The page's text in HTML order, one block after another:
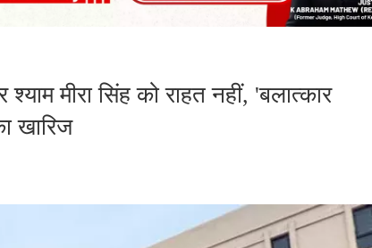
मीरा सिंह को राहत नहीं, 'बलात्कार
खारिज